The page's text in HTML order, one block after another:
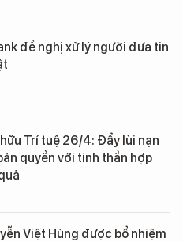
đề nghị xử lý người đưa tin
Trí tuệ 26/4: Đẩy lùi nạn
quyền với tinh thần hợp
Việt Hùng được bổ nhiệm